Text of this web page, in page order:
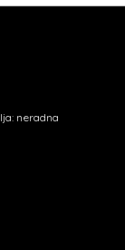
neradna